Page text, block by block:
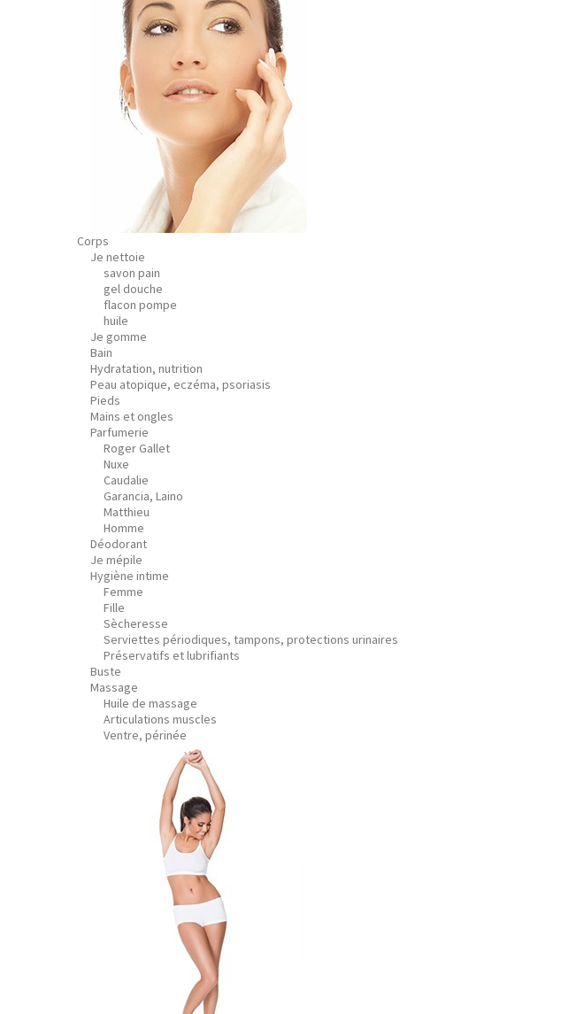
Corps
Je nettoie
savon pain
gel douche
flacon pompe
huile
Je gomme
Bain
Hydratation, nutrition
Peau atopique, eczéma, psoriasis
Pieds
Mains et ongles
Parfumerie
Roger Gallet
Nuxe
Caudalie
Garancia, Laino
Matthieu
Homme
Déodorant
Je mépile
Hygiène intime
Femme
Fille
Sècheresse
Serviettes périodiques, tampons, protections urinaires
Préservatifs et lubrifiants
Buste
Massage
Huile de massage
Articulations muscles
Ventre, périnée